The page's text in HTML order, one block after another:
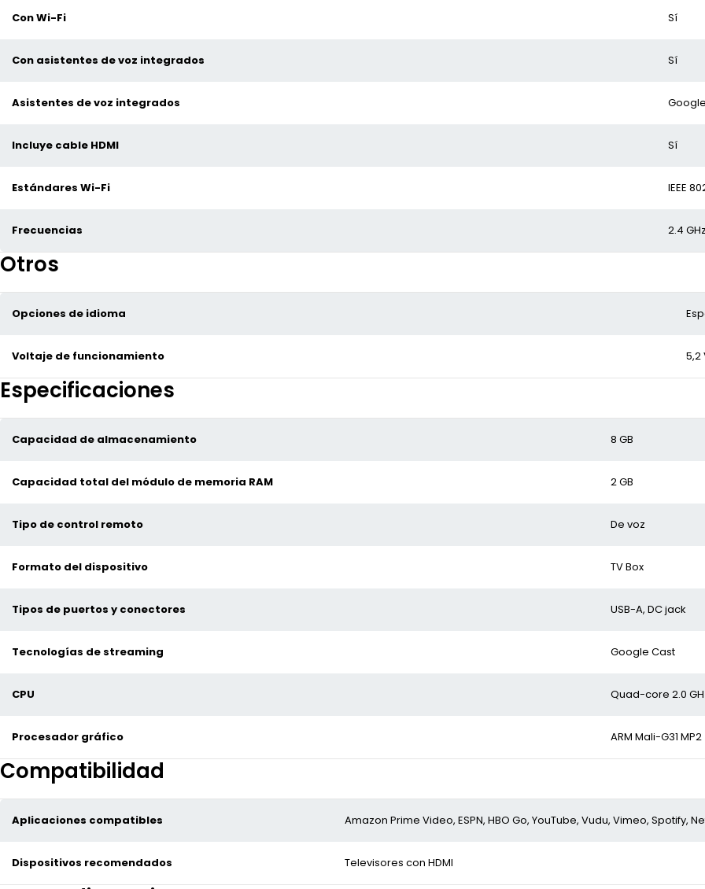
Con Wi-Fi Sí
Con asistentes de voz integrados Sí
Asistentes de voz integrados
Incluye cable HDMI Sí
Estándares Wi-Fi IEEE
Frecuencias 2.4
Otros
Opciones de idioma
Voltaje de funcionamiento 5,2
Especificaciones
Capacidad de almacenamiento 8 GB
Capacidad total del módulo de memoria RAM 2 GB
Tipo de control remoto De voz
Formato del dispositivo TV Box
Tipos de puertos y conectores USB-A, DC jack
Tecnologías de streaming Google Cast
CPU Quad-core 2.0
Procesador gráfico ARM Mali-G31 MP2
Compatibilidad
Aplicaciones compatibles Amazon Prime Video, ESPN, HBO Go, YouTube, Vudu, Vimeo, Spotify,
Dispositivos recomendados Televisores con HDMI